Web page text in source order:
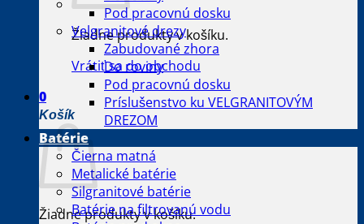
Žiadne produkty v košíku.
Vrátiť sa do obchodu
0
Košík
Žiadne produkty v košíku.
Pod pracovnú dosku
Velgranitové drezy
Zabudované zhora
Do roviny
Pod pracovnú dosku
Príslušenstvo ku VELGRANITOVÝM
DREZOM
Batérie
Čierna matná
Metalické batérie
Silgranitové batérie
Batérie na filtrovanú vodu